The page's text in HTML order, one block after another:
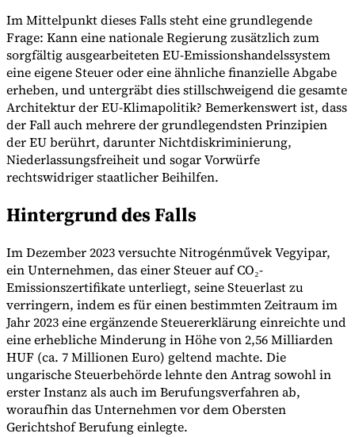
Werkzeuge
VAT-Rechner
GST-Rechner Verkaufssteuer-Rechner
VAT-
NummernprüferTracker für E-Rechnungs-Mandate
Experts
Unsere AutorenBeitragender werdenWählen Sie einen Experten
Im Mittelpunkt dieses Falls steht eine grundlegende
Frage: Kann eine nationale Regierung zusätzlich zum
sorgfältig ausgearbeiteten EU-Emissionshandelssystem
eine eigene Steuer oder eine ähnliche finanzielle Abgabe
erheben, und untergräbt dies stillschweigend die gesamte
Architektur der EU-Klimapolitik? Bemerkenswert ist, dass
der Fall auch mehrere der grundlegendsten Prinzipien
der EU berührt, darunter Nichtdiskriminierung,
Niederlassungsfreiheit und sogar Vorwürfe
rechtswidriger staatlicher Beihilfen.
Hintergrund des Falls
Im Dezember 2023 versuchte Nitrogénművek Vegyipar,
ein Unternehmen, das einer Steuer auf CO₂-
Emissionszertifikate unterliegt, seine Steuerlast zu
verringern, indem es für einen bestimmten Zeitraum im
Jahr 2023 eine ergänzende Steuererklärung einreichte und
eine erhebliche Minderung in Höhe von 2,56 Milliarden
HUF (ca. 7 Millionen Euro) geltend machte. Die
ungarische Steuerbehörde lehnte den Antrag sowohl in
erster Instanz als auch im Berufungsverfahren ab,
woraufhin das Unternehmen vor dem Obersten
Gerichtshof Berufung einlegte.